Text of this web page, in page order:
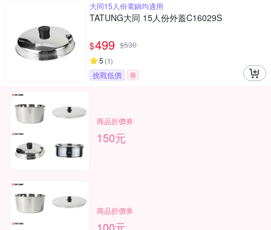
大同15人份電鍋均適用
TATUNG大同 15人份外蓋C16029S
$499 $530
5 (1)
挑戰低價 券
商品折價券
150元
商品折價券